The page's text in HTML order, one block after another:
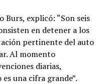
explicó: “Son seis
en detener a los
pertinente del auto
Al momento
diarias,
una cifra grande”.